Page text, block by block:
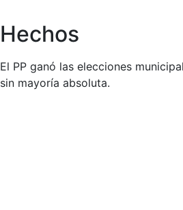
Hechos
El PP ganó las elecciones
sin mayoría absoluta.